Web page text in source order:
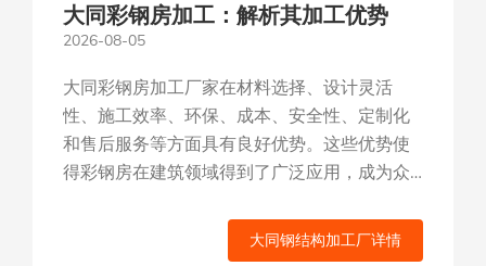
大同彩钢房加工：解析其加工优势
2026-08-05
大同彩钢房加工厂家在材料选择、设计灵活
性、施工效率、环保、成本、安全性、定制化
和售后服务等方面具有良好优势。这些优势使
得彩钢房在建筑领域得到了广泛应用，成为众
大同钢结构加工厂详情